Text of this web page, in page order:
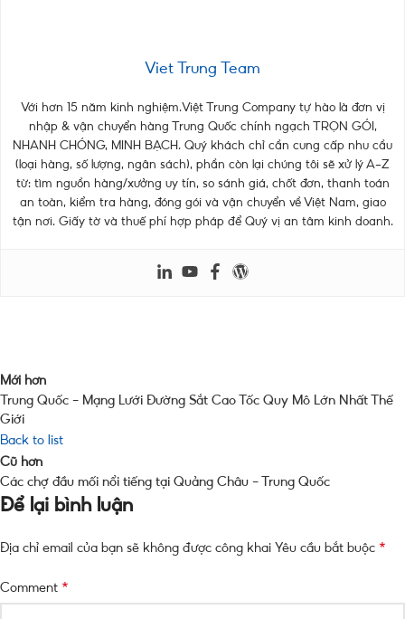
Viet Trung Team
Với hơn 15 năm kinh nghiệm.Việt Trung Company tự hào là đơn vị
nhập & vận chuyển hàng Trung Quốc chính ngạch TRỌN GÓI,
NHANH CHÓNG, MINH BẠCH. Quý khách chỉ cần cung cấp nhu cầu
(loại hàng, số lượng, ngân sách), phần còn lại chúng tôi sẽ xử lý A–Z
từ: tìm nguồn hàng/xưởng uy tín, so sánh giá, chốt đơn, thanh toán
an toàn, kiểm tra hàng, đóng gói và vận chuyển về Việt Nam, giao
tận nơi. Giấy tờ và thuế phí hợp pháp để Quý vị an tâm kinh doanh.
Mới hơn
Trung Quốc – Mạng Lưới Đường Sắt Cao Tốc Quy Mô Lớn Nhất Thế
Giới
Back to list
Cũ hơn
Các chợ đầu mối nổi tiếng tại Quảng Châu – Trung Quốc
Để lại bình luận
Địa chỉ email của bạn sẽ không được công khai Yêu cầu bắt buộc *
Comment *